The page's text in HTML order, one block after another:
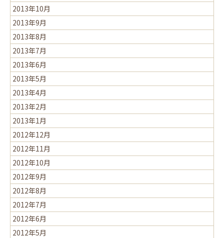
2013年10月
2013年9月
2013年8月
2013年7月
2013年6月
2013年5月
2013年4月
2013年2月
2013年1月
2012年12月
2012年11月
2012年10月
2012年9月
2012年8月
2012年7月
2012年6月
2012年5月